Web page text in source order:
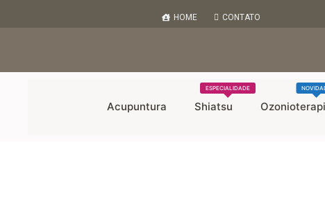
HOME CONTATO
Acupuntura
ESPECIALIDADE
Shiatsu